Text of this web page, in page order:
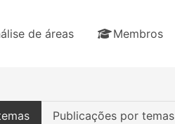
de áreas Membros
Publicações por temas